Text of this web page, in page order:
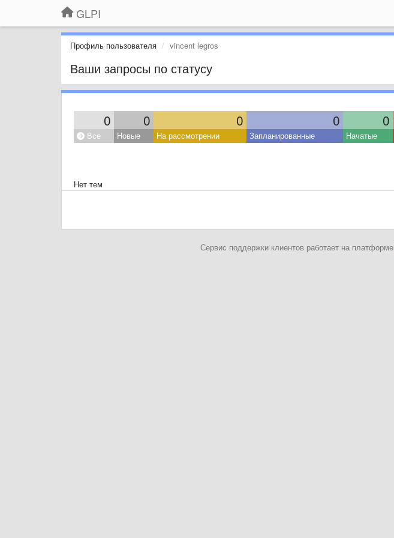
GLPI
Профиль пользователя vincent legros
Ваши запросы по статусу
0 0 0 0 0
Все Новые На рассмотрении Запланированные Начатые
Нет тем
Сервис поддержки клиентов работает на платформе